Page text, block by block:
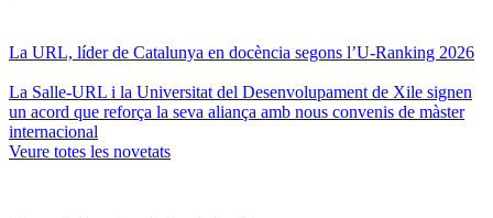
La URL, líder de Catalunya en docència segons l’U-Ranking 2026
La Salle-URL i la Universitat del Desenvolupament de Xile signen
un acord que reforça la seva aliança amb nous convenis de màster
internacional
Veure totes les novetats